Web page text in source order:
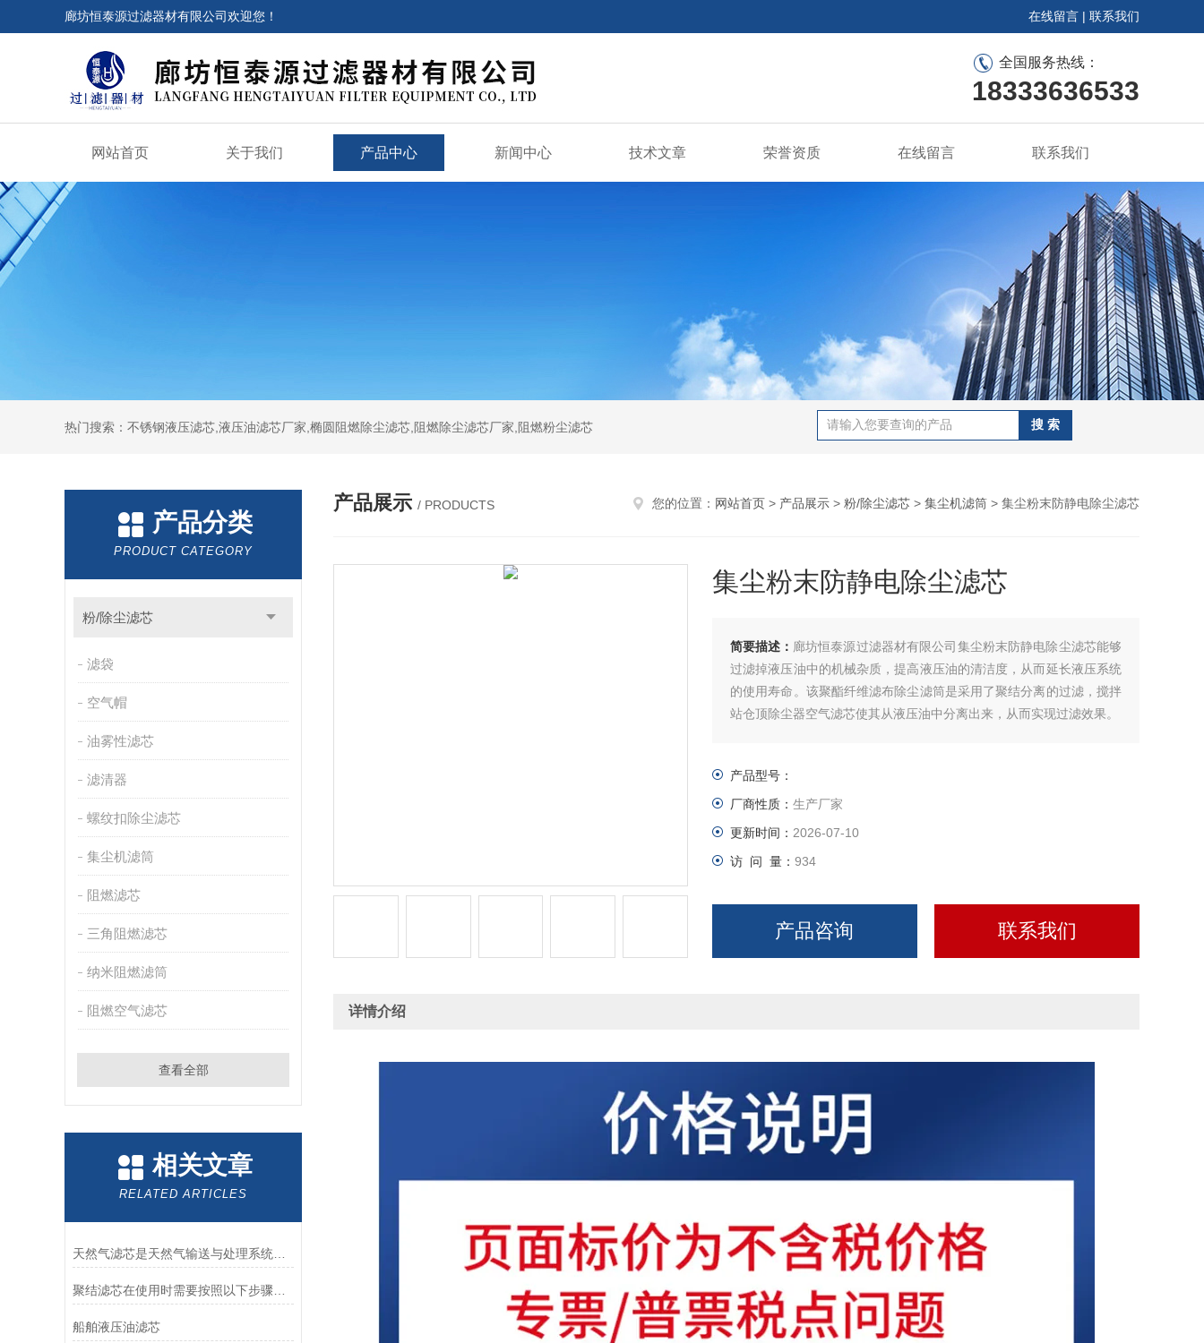
廊坊恒泰源过滤器材有限公司欢迎您！ 在线留言 | 联系我们
全国服务热线：
18333636533
网站首页 关于我们 产品中心 新闻中心 技术文章 荣誉资质 在线留言 联系我们
热门搜索：不锈钢液压滤芯,液压油滤芯厂家,椭圆阻燃除尘滤芯,阻燃除尘滤芯厂家,阻燃粉尘滤芯
产品分类
PRODUCT CATEGORY
粉/除尘滤芯
滤袋
空气帽
油雾性滤芯
滤清器
螺纹扣除尘滤芯
集尘机滤筒
阻燃滤芯
三角阻燃滤芯
纳米阻燃滤筒
阻燃空气滤芯
查看全部
相关文章
RELATED ARTICLES
天然气滤芯是天然气输送与处理系统中的关键组件
船舶液压油滤芯
产品展示 / PRODUCTS 您的位置： 网站首页 > 产品展示 > 粉/除尘滤芯 > 集尘机滤筒 > 集尘粉末防静电除尘滤芯
集尘粉末防静电除尘滤芯
简要描述： 廊坊恒泰源过滤器材有限公司集尘粉末防静电除尘滤芯能够
过滤掉液压油中的机械杂质，提高液压油的清洁度，从而延长液压系统
的使用寿命。该聚酯纤维滤布除尘滤筒是采用了聚结分离的过滤，搅拌
站仓顶除尘器空气滤芯使其从液压油中分离出来，从而实现过滤效果。
产品型号：
厂商性质： 生产厂家
更新时间： 2026-07-10
访 问 量： 934
产品咨询 联系我们
详情介绍